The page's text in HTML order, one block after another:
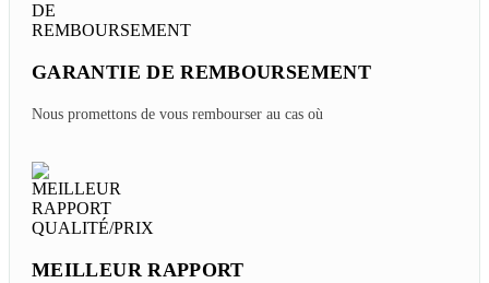
GARANTIE DE REMBOURSEMENT
Nous promettons de vous rembourser au cas où
MEILLEUR RAPPORT